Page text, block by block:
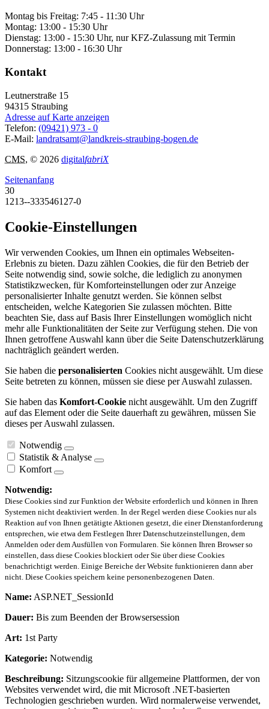
Montag bis Freitag: 7:45 - 11:30 Uhr
Montag: 13:00 - 15:30 Uhr
Dienstag: 13:00 - 15:30 Uhr, nur KFZ-Zulassung mit Termin
Donnerstag: 13:00 - 16:30 Uhr
Kontakt
Leutnerstraße 15
94315 Straubing
Adresse auf Karte anzeigen
Telefon: (09421) 973 - 0
E-Mail: landratsamt@landkreis-straubing-bogen.de
CMS, © 2026 digitalfabriX
Seitenanfang
30
1213--333546127-0
Cookie-Einstellungen
Wir verwenden Cookies, um Ihnen ein optimales Webseiten-
Erlebnis zu bieten. Dazu zählen Cookies, die für den Betrieb der
Seite notwendig sind, sowie solche, die lediglich zu anonymen
Statistikzwecken, für Komforteinstellungen oder zur Anzeige
personalisierter Inhalte genutzt werden. Sie können selbst
entscheiden, welche Kategorien Sie zulassen möchten. Bitte
beachten Sie, dass auf Basis Ihrer Einstellungen womöglich nicht
mehr alle Funktionalitäten der Seite zur Verfügung stehen. Die von
Ihnen getroffene Auswahl kann über die Seite Datenschutzerklärung
nachträglich geändert werden.
Sie haben die personalisierten Cookies nicht ausgewählt. Um diese
Seite betreten zu können, müssen sie diese per Auswahl zulassen.
Sie haben das Komfort-Cookie nicht ausgewählt. Um den Zugriff
auf das Element oder die Seite dauerhaft zu gewähren, müssen Sie
dieses per Auswahl zulassen.
Notwendig
Statistik & Analyse
Komfort
Notwendig:
Diese Cookies sind zur Funktion der Website erforderlich und können in Ihren
Systemen nicht deaktiviert werden. In der Regel werden diese Cookies nur als
Reaktion auf von Ihnen getätigte Aktionen gesetzt, die einer Dienstanforderung
entsprechen, wie etwa dem Festlegen Ihrer Datenschutzeinstellungen, dem
Anmelden oder dem Ausfüllen von Formularen. Sie können Ihren Browser so
einstellen, dass diese Cookies blockiert oder Sie über diese Cookies
benachrichtigt werden. Einige Bereiche der Website funktionieren dann aber
nicht. Diese Cookies speichern keine personenbezogenen Daten.
Name: ASP.NET_SessionId
Dauer: Bis zum Beenden der Browsersession
Art: 1st Party
Kategorie: Notwendig
Beschreibung: Sitzungscookie für allgemeine Plattformen, der von
Websites verwendet wird, die mit Microsoft .NET-basierten
Technologien geschrieben wurden. Wird normalerweise verwendet,